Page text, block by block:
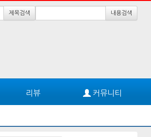
제목검색 내용검색
리뷰 커뮤니티